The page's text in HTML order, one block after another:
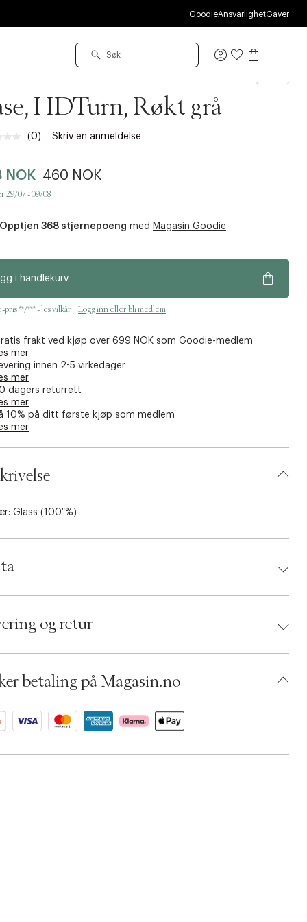
GoodieAnsvarlighetGaver
Logg
HDTurn, Røkt grå
Ingen
sidelenke.
(0) Skriv en anmeldelse
NOK 460 NOK
29/07 - 09/08
Opptjen 368 stjernepoeng med Magasin Goodie
i handlekurv
pris **/*** - les vilkår Logg inn eller bli medlem
frakt ved kjøp over 699 NOK som Goodie-medlem
mer
innen 2-5 virkedager
mer
dagers returrett
mer
10% på ditt første kjøp som medlem
mer
Glass (100 %)
5707644899520
06782097
og retur
betaling på Magasin.no